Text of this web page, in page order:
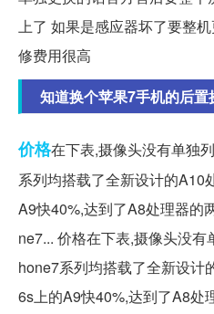
上了 如果是感应器坏了要整
修费用很高
知道换个苹果7手机的后
价格在下表,摄像头没有单独
系列均搭载了全新设计的A10
A9快40%,达到了A8处理器的
ne7... 价格在下表,摄像头没
hone7系列均搭载了全新设计
6s上的A9快40%,达到了A8处